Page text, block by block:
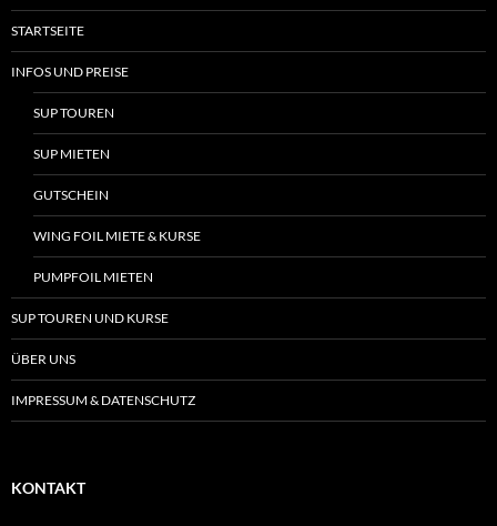
STARTSEITE
INFOS UND PREISE
SUP TOUREN
SUP MIETEN
GUTSCHEIN
WING FOIL MIETE & KURSE
PUMPFOIL MIETEN
SUP TOUREN UND KURSE
ÜBER UNS
IMPRESSUM & DATENSCHUTZ
KONTAKT